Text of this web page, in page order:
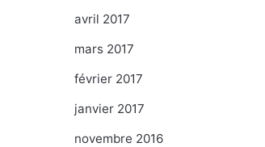
avril 2017
mars 2017
février 2017
janvier 2017
novembre 2016